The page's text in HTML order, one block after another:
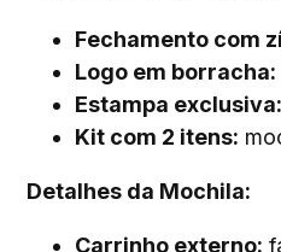
Fechamento com
Logo em borracha:
Estampa exclusiva:
Kit com 2 itens:
Detalhes da Mochila:
Carrinho externo: